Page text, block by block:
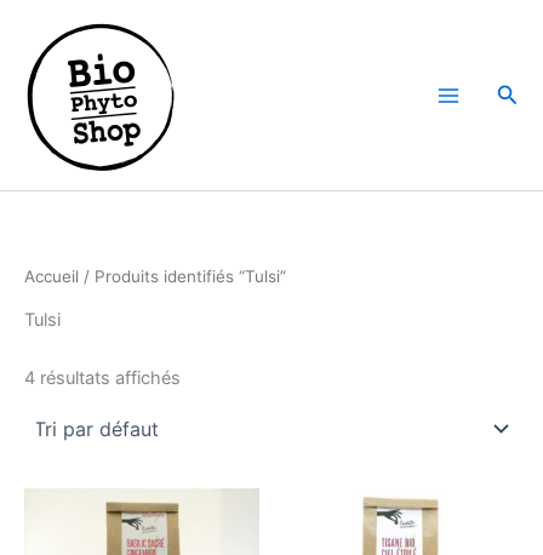
contenu
Accueil / Produits identifiés “Tulsi”
Tulsi
4 résultats affichés